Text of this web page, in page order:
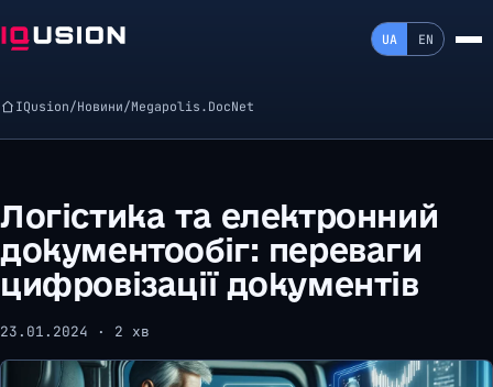
UA EN
IQusion/Новини/Megapolis.DocNet
Логістика та електронний
документообіг: переваги
цифровізації документів
23.01.2024 · 2 хв